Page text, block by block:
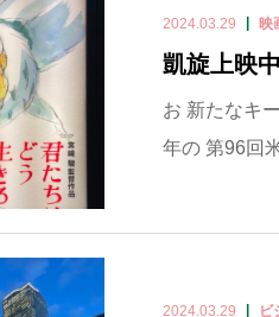
2024.03.29 映
凱旋上映中
お 新たなキ
年の 第96回
2024.03.29 ビ